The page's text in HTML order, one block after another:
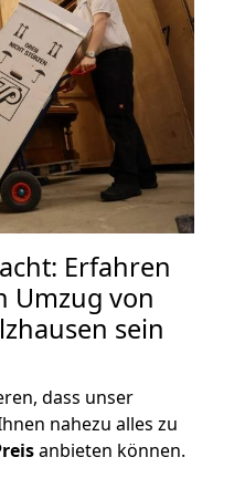
Erfahren
Umzug von
sein
dass unser
nahezu alles zu
anbieten können.